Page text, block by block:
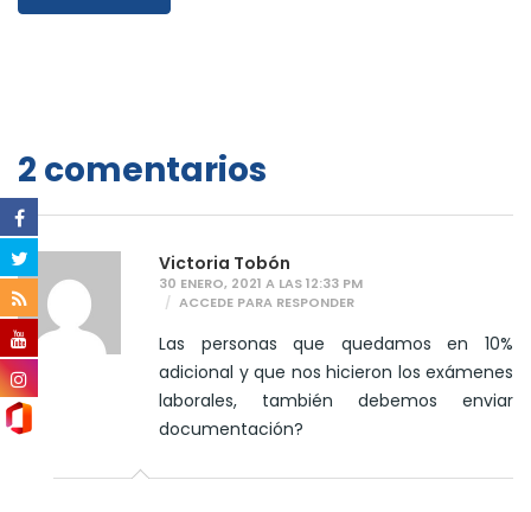
2 comentarios
Victoria Tobón
30 ENERO, 2021 A LAS 12:33 PM
ACCEDE PARA RESPONDER
Las personas que quedamos en 10%
adicional y que nos hicieron los exámenes
laborales, también debemos enviar
documentación?